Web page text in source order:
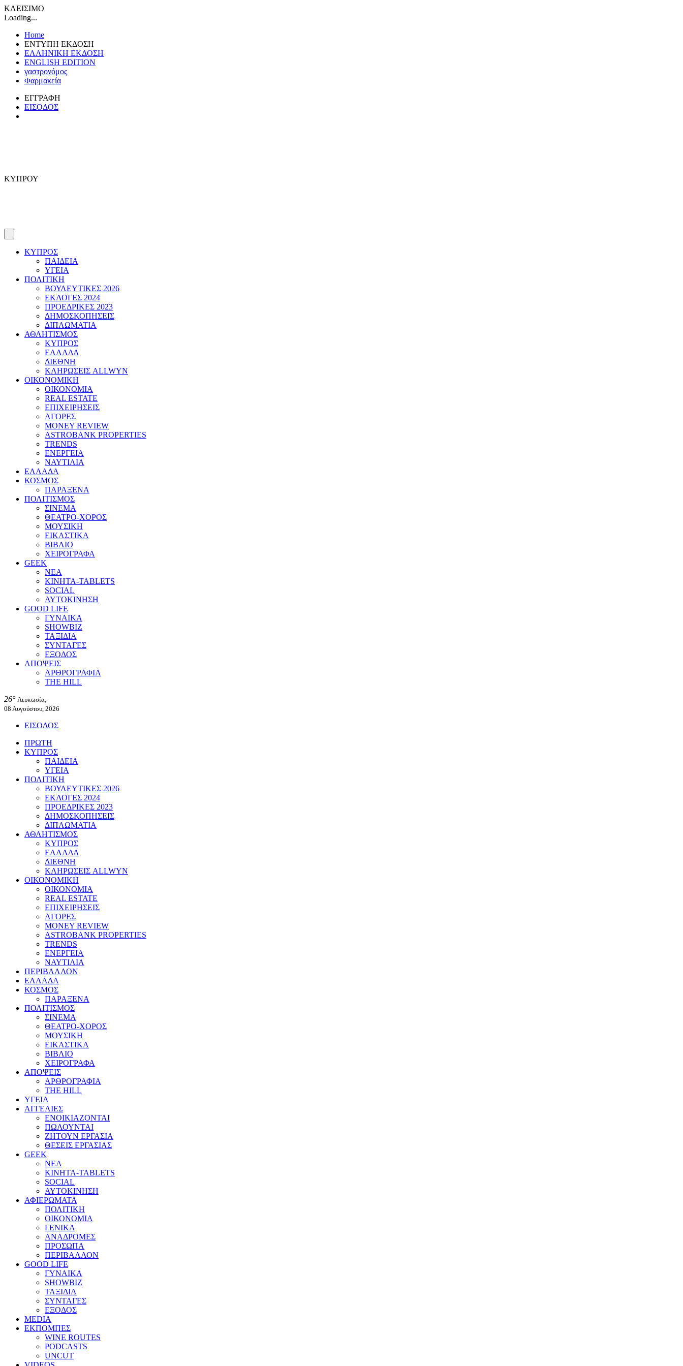
ΚΛΕΙΣΙΜΟ
Loading...
Home
ΕΝΤΥΠΗ ΕΚΔΟΣΗ
ΕΛΛΗΝΙΚΗ ΕΚΔΟΣΗ
ENGLISH EDITION
γαστρονόμος
Φαρμακεία
ΕΓΓΡΑΦΗ
ΕΙΣΟΔΟΣ
ΚΥΠΡΟΥ
ΚΥΠΡΟΣ
ΠΑΙΔΕΙΑ
ΥΓΕΙΑ
ΠΟΛΙΤΙΚΗ
ΒΟΥΛΕΥΤΙΚΕΣ 2026
ΕΚΛΟΓΕΣ 2024
ΠΡΟΕΔΡΙΚΕΣ 2023
ΔΗΜΟΣΚΟΠΗΣΕΙΣ
ΔΙΠΛΩΜΑΤΙΑ
ΑΘΛΗΤΙΣΜΟΣ
ΚΥΠΡΟΣ
ΕΛΛΑΔΑ
ΔΙΕΘΝΗ
ΚΛΗΡΩΣΕΙΣ ALLWYN
ΟΙΚΟΝΟΜΙΚΗ
ΟΙΚΟΝΟΜΙΑ
REAL ESTATE
ΕΠΙΧΕΙΡΗΣΕΙΣ
ΑΓΟΡΕΣ
MONEY REVIEW
ASTROBANK PROPERTIES
TRENDS
ΕΝΕΡΓΕΙΑ
ΝΑΥΤΙΛΙΑ
ΕΛΛΑΔΑ
ΚΟΣΜΟΣ
ΠΑΡΑΞΕΝΑ
ΠΟΛΙΤΙΣΜΟΣ
ΣΙΝΕΜΑ
ΘΕΑΤΡΟ-ΧΟΡΟΣ
ΜΟΥΣΙΚΗ
ΕΙΚΑΣΤΙΚΑ
ΒΙΒΛΙΟ
ΧΕΙΡΟΓΡΑΦΑ
GEEK
ΝΕΑ
ΚΙΝΗΤΑ-TABLETS
SOCIAL
ΑΥΤΟΚΙΝΗΣΗ
GOOD LIFE
ΓΥΝΑΙΚΑ
SHOWBIZ
ΤΑΞΙΔΙΑ
ΣΥΝΤΑΓΕΣ
ΕΞΟΔΟΣ
ΑΠΟΨΕΙΣ
ΑΡΘΡΟΓΡΑΦΙΑ
THE HILL
26° Λευκωσία,
08 Αυγούστου, 2026
ΕΙΣΟΔΟΣ
ΠΡΩΤΗ
ΚΥΠΡΟΣ
ΠΑΙΔΕΙΑ
ΥΓΕΙΑ
ΠΟΛΙΤΙΚΗ
ΒΟΥΛΕΥΤΙΚΕΣ 2026
ΕΚΛΟΓΕΣ 2024
ΠΡΟΕΔΡΙΚΕΣ 2023
ΔΗΜΟΣΚΟΠΗΣΕΙΣ
ΔΙΠΛΩΜΑΤΙΑ
ΑΘΛΗΤΙΣΜΟΣ
ΚΥΠΡΟΣ
ΕΛΛΑΔΑ
ΔΙΕΘΝΗ
ΚΛΗΡΩΣΕΙΣ ALLWYN
ΟΙΚΟΝΟΜΙΚΗ
ΟΙΚΟΝΟΜΙΑ
REAL ESTATE
ΕΠΙΧΕΙΡΗΣΕΙΣ
ΑΓΟΡΕΣ
MONEY REVIEW
ASTROBANK PROPERTIES
TRENDS
ΕΝΕΡΓΕΙΑ
ΝΑΥΤΙΛΙΑ
ΠΕΡΙΒΑΛΛΟΝ
ΕΛΛΑΔΑ
ΚΟΣΜΟΣ
ΠΑΡΑΞΕΝΑ
ΠΟΛΙΤΙΣΜΟΣ
ΣΙΝΕΜΑ
ΘΕΑΤΡΟ-ΧΟΡΟΣ
ΜΟΥΣΙΚΗ
ΕΙΚΑΣΤΙΚΑ
ΒΙΒΛΙΟ
ΧΕΙΡΟΓΡΑΦΑ
ΑΠΟΨΕΙΣ
ΑΡΘΡΟΓΡΑΦΙΑ
THE HILL
ΥΓΕΙΑ
ΑΓΓΕΛΙΕΣ
ΕΝΟΙΚΙΑΖΟΝΤΑΙ
ΠΩΛΟΥΝΤΑΙ
ΖΗΤΟΥΝ ΕΡΓΑΣΙΑ
ΘΕΣΕΙΣ ΕΡΓΑΣΙΑΣ
GEEK
ΝΕΑ
ΚΙΝΗΤΑ-TABLETS
SOCIAL
ΑΥΤΟΚΙΝΗΣΗ
ΑΦΙΕΡΩΜΑΤΑ
ΠΟΛΙΤΙΚΗ
ΟΙΚΟΝΟΜΙΑ
ΓΕΝΙΚΑ
ΑΝΑΔΡΟΜΕΣ
ΠΡΟΣΩΠΑ
ΠΕΡΙΒΑΛΛΟΝ
GOOD LIFE
ΓΥΝΑΙΚΑ
SHOWBIZ
ΤΑΞΙΔΙΑ
ΣΥΝΤΑΓΕΣ
ΕΞΟΔΟΣ
MEDIA
ΕΚΠΟΜΠΕΣ
WINE ROUTES
PODCASTS
UNCUT